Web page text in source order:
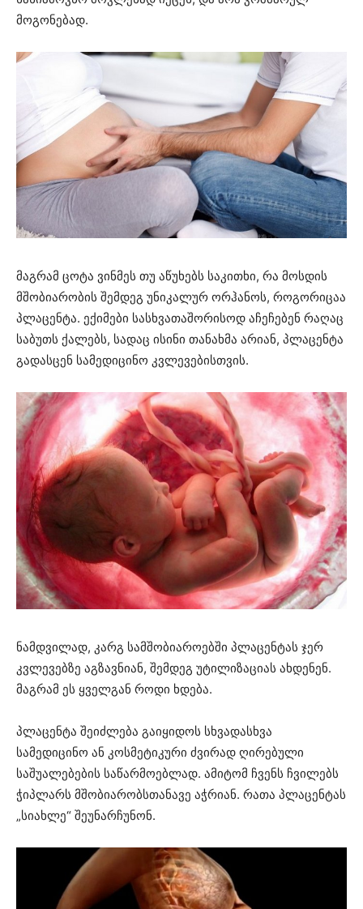
მოგონებად.
მაგრამ ცოტა ვინმეს თუ აწუხებს საკითხი, რა მოსდის
მშობიარობის შემდეგ უნიკალურ ორჰანოს, როგორიცაა
პლაცენტა. ექიმები სასხვათაშორისოდ აჩეჩებენ რაღაც
საბუთს ქალებს, სადაც ისინი თანახმა არიან, პლაცენტა
გადასცენ სამედიცინო კვლევებისთვის.
ნამდვილად, კარგ სამშობიაროებში პლაცენტას ჯერ
კვლევებზე აგზავნიან, შემდეგ უტილიზაციას ახდენენ.
მაგრამ ეს ყველგან როდი ხდება.
პლაცენტა შეიძლება გაიყიდოს სხვადასხვა
სამედიცინო ან კოსმეტიკური ძვირად ღირებული
საშუალებების საწარმოებლად. ამიტომ ჩვენს ჩვილებს
ჭიპლარს მშობიარობსთანავე აჭრიან. რათა პლაცენტას
„სიახლე“ შეუნარჩუნონ.